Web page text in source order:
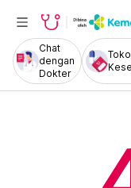
Chat
dengan
Dokter
Toko